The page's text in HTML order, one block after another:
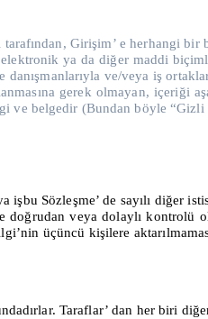
tarafından, Girişim’ e herhangi
ya da diğer maddi
danışmanlarıyla ve/veya iş
gerek olmayan, içeriği
ve belgedir (Bundan böyle
Sözleşme’ de sayılı diğer
doğrudan veya dolaylı
üçüncü kişilere
Taraflar’ dan her biri